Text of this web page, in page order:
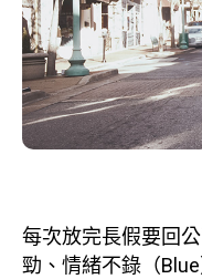
每次放完長假要回
勁、情緒不錄（